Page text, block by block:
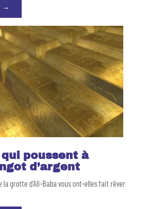
qui poussent à
d’argent
la grotte d'Ali-Baba vous ont-elles fait rêver